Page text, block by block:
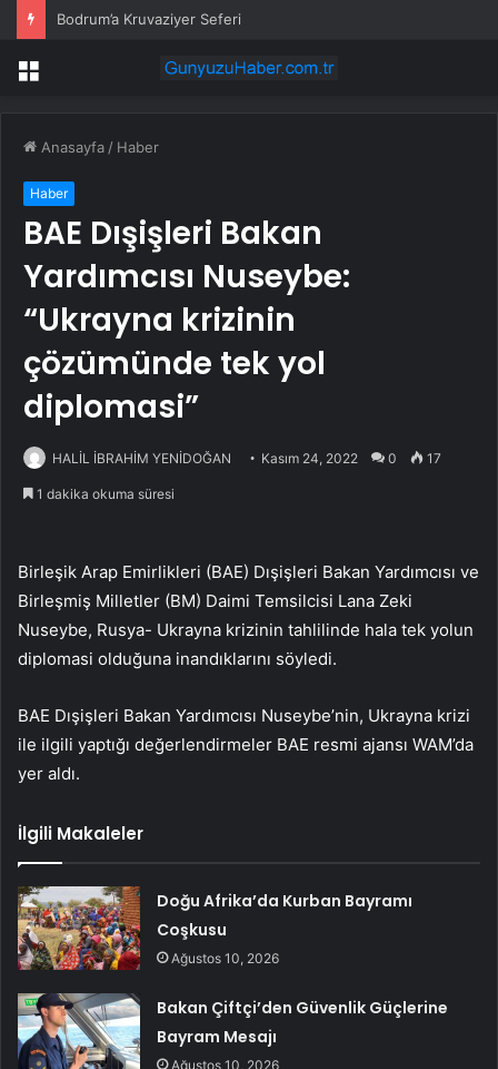
Bodrum’a Kruvaziyer Seferi
Menü
Anasayfa / Haber
Haber
BAE Dışişleri Bakan
Yardımcısı Nuseybe:
“Ukrayna krizinin
çözümünde tek yol
diplomasi”
HALİL İBRAHİM YENİDOĞAN Kasım 24, 2022 0 17
1 dakika okuma süresi
Birleşik Arap Emirlikleri (BAE) Dışişleri Bakan Yardımcısı ve
Birleşmiş Milletler (BM) Daimi Temsilcisi Lana Zeki
Nuseybe, Rusya- Ukrayna krizinin tahlilinde hala tek yolun
diplomasi olduğuna inandıklarını söyledi.
BAE Dışişleri Bakan Yardımcısı Nuseybe’nin, Ukrayna krizi
ile ilgili yaptığı değerlendirmeler BAE resmi ajansı WAM’da
yer aldı.
İlgili Makaleler
Doğu Afrika’da Kurban Bayramı
Coşkusu
Ağustos 10, 2026
Bakan Çiftçi’den Güvenlik Güçlerine
Bayram Mesajı
Ağustos 10, 2026